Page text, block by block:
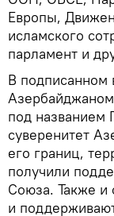
Европы,
исламского
парламент и
В
под названием
суверенитет
его границ,
получили
Союза. Также и
и